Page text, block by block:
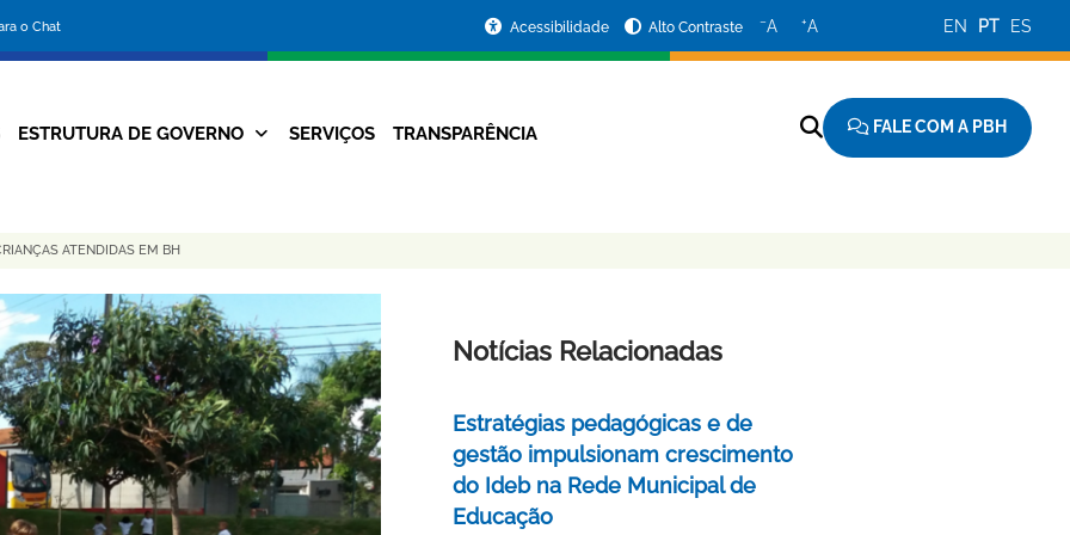
o Chat
da
Prefeitura
Acessibilidade Alto Contraste −A +A EN PT ES
Navegação
ESTRUTURA DE GOVERNO SERVIÇOS TRANSPARÊNCIA FALE COM A PBH
ATENDIDAS EM BH
Notícias Relacionadas
Estratégias pedagógicas e de
gestão impulsionam crescimento
do Ideb na Rede Municipal de
Educação